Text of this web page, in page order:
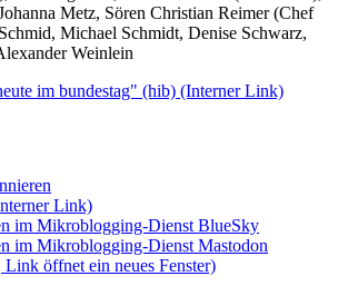
Metz, Sören Christian Reimer (Chef
Michael Schmidt, Denise Schwarz,
Weinlein
im bundestag" (hib) (Interner Link)
Link)
im Mikroblogging-Dienst BlueSky
im Mikroblogging-Dienst Mastodon
öffnet ein neues Fenster)